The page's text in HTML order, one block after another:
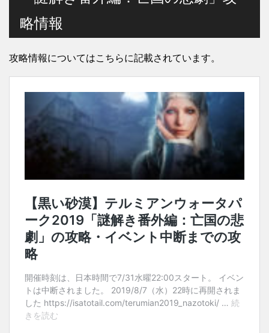
略情報
攻略情報についてはこちらに記載されています。